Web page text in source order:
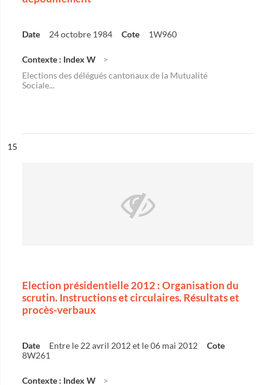
Date 24 octobre 1984 Cote 1W960
Contexte : Index W
Elections des délégués cantonaux de la Mutualité
Sociale...
n°
15
Election présidentielle 2012 : Organisation du
scrutin. Instructions et circulaires. Résultats et
procès-verbaux
Date Entre le 22 avril 2012 et le 06 mai 2012
Cote
8W261
Contexte : Index W